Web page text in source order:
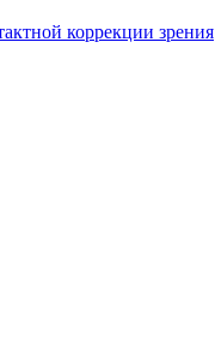
коррекции зрения